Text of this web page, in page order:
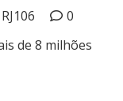
0
de 8 milhões